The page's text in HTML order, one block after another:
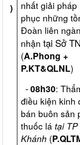
nhất giải pháp
phục những
Đoàn liên
nhận tại Sở
(A.Phong +
P.KT&QLNL)
-08h30:
điều kiện kinh
bán buôn sản
thuốc lá tại
Khánh (